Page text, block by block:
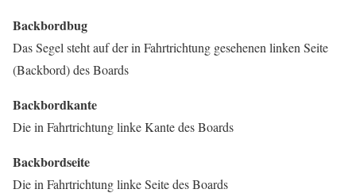
Backbordbug
Das Segel steht auf der in Fahrtrichtung gesehenen linken Seite
(Backbord) des Boards
Backbordkante
Die in Fahrtrichtung linke Kante des Boards
Backbordseite
Die in Fahrtrichtung linke Seite des Boards